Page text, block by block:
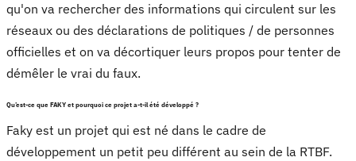
qu'on va rechercher des informations qui circulent sur les
réseaux ou des déclarations de politiques / de personnes
officielles et on va décortiquer leurs propos pour tenter de
démêler le vrai du faux.
Qu’est-ce que FAKY et pourquoi ce projet a-t-il été développé ?
Faky est un projet qui est né dans le cadre de
développement un petit peu différent au sein de la RTBF.